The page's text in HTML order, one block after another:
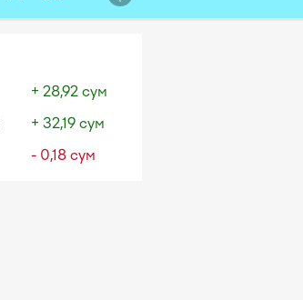
+ 28,92 сум
+ 32,19 сум
- 0,18 сум